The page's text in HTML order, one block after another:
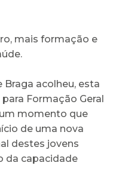
mais formação e
Braga acolheu, esta
Formação Geral
momento que
de uma nova
destes jovens
da capacidade